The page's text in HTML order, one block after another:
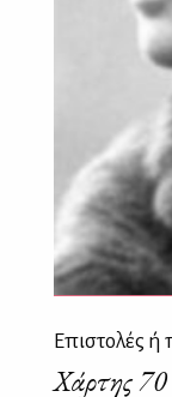
Επιστολές ή
Χάρτης 70